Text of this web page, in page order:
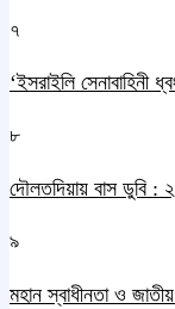
৭
‘ইসরাইলি সেনাবাহিনী
৮
দৌলতদিয়ায় বাস ডুবি :
৯
মহান স্বাধীনতা ও